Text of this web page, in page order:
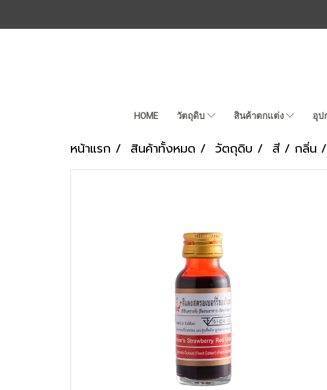
HOME วัตถุดิบ สินค้าตกแต่ง อุป
หน้าแรก สินค้าทั้งหมด วัตถุดิบ สี / กลิ่น /